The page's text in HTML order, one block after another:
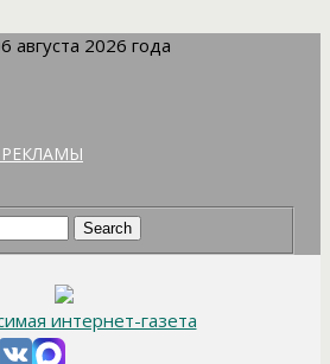
августа 2026 года
интернет-газета